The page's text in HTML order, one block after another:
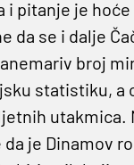
i pitanje je
da se i dalje
broj
statistiku, a
utakmica.
je Dinamov